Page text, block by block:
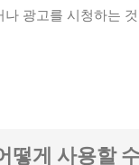
광고를 시청하는
떻게 사용할